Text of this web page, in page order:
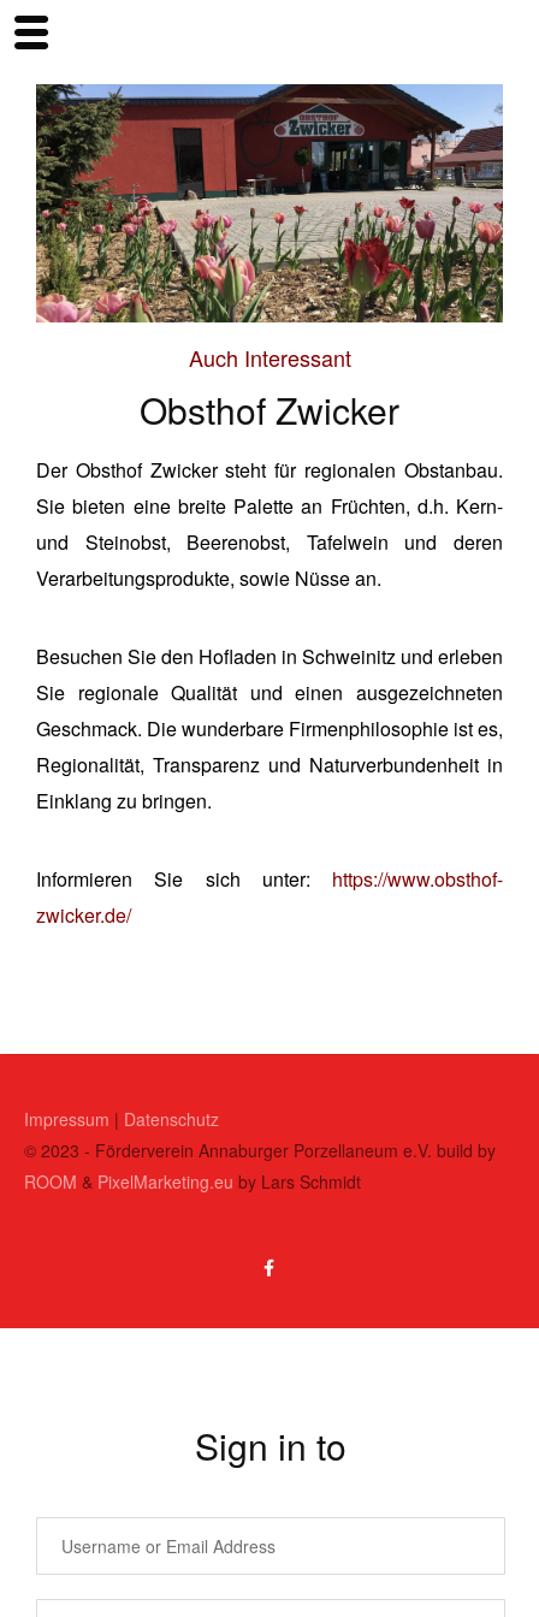
Auch Interessant
Obsthof Zwicker
Der Obsthof Zwicker steht für regionalen Obstanbau.
Sie bieten eine breite Palette an Früchten, d.h. Kern-
und Steinobst, Beerenobst, Tafelwein und deren
Verarbeitungsprodukte, sowie Nüsse an.
Besuchen Sie den Hofladen in Schweinitz und erleben
Sie regionale Qualität und einen ausgezeichneten
Geschmack. Die wunderbare Firmenphilosophie ist es,
Regionalität, Transparenz und Naturverbundenheit in
Einklang zu bringen.
Informieren Sie sich unter: https://www.obsthof-
zwicker.de/
Impressum | Datenschutz
© 2023 - Förderverein Annaburger Porzellaneum e.V. build by
ROOM & PixelMarketing.eu by Lars Schmidt
Sign in to